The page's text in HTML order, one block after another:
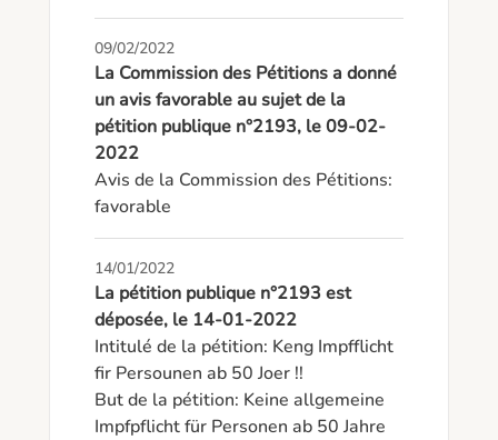
09/02/2022
La Commission des Pétitions a donné
un avis favorable au sujet de la
pétition publique n°2193, le 09-02-
2022
Avis de la Commission des Pétitions:
favorable
14/01/2022
La pétition publique n°2193 est
déposée, le 14-01-2022
Intitulé de la pétition: Keng Impfflicht
fir Persounen ab 50 Joer !!
But de la pétition: Keine allgemeine
Impfpflicht für Personen ab 50 Jahre